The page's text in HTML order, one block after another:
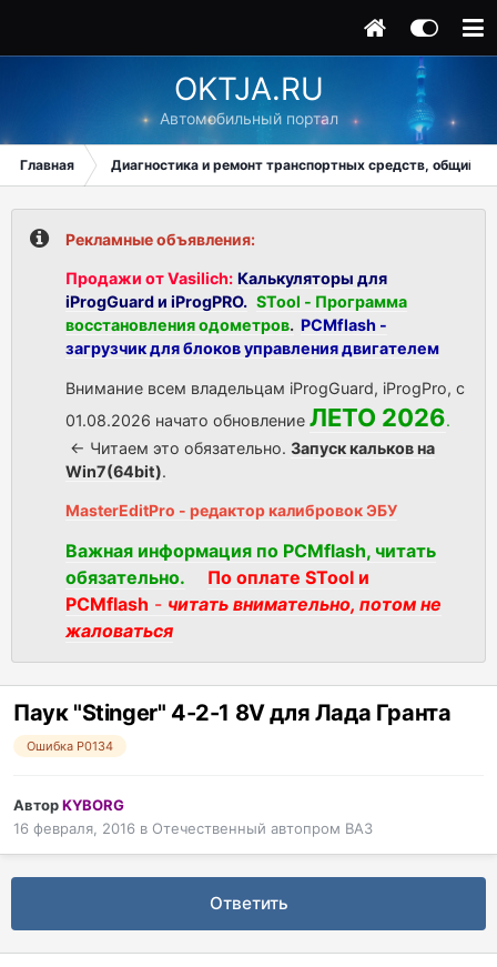
OKTJA.RU
Автомобильный портал
Главная Диагностика и ремонт транспортных средств, общий
Рекламные объявления:
Продажи от Vasilich: Калькуляторы для
iProgGuard и iProgPRO. STool - Программа
восстановления одометров. PCMflash -
загрузчик для блоков управления двигателем
Внимание всем владельцам iProgGuard, iProgPro, с
01.08.2026 начато обновление ЛЕТО 2026.
<- Читаем это обязательно. Запуск кальков на
Win7(64bit).
MasterEditPro - редактор калибровок ЭБУ
Важная информация по PCMflash, читать
обязательно.
По оплате STool и
PCMflash - читать внимательно, потом не
жаловаться
Паук "Stinger" 4-2-1 8V для Лада Гранта
Ошибка P0134
АвторKYBORG
16 февраля, 2016 в Отечественный автопром ВАЗ
Ответить